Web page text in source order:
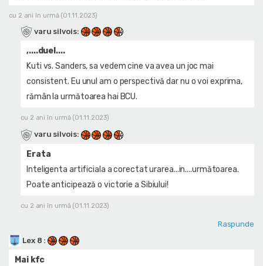
cu 2 ani în urmă (01.11.2023)
varu silvois:
,....duel....
Kuti vs. Sanders, sa vedem cine va avea un joc mai
consistent. Eu unul am o perspectivă dar nu o voi exprima,
rămân la următoarea hai BCU.
cu 2 ani în urmă (01.11.2023)
varu silvois:
Erata
Inteligenta artificiala a corectat urarea...in....următoarea.
Poate anticipează o victorie a Sibiului!
cu 2 ani în urmă (01.11.2023)
Raspunde
Lex 8 :
Mai kfc